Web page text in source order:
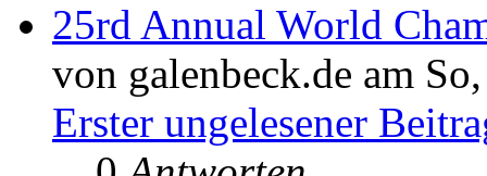
25rd Annual World
von galenbeck.de am
Erster ungelesener